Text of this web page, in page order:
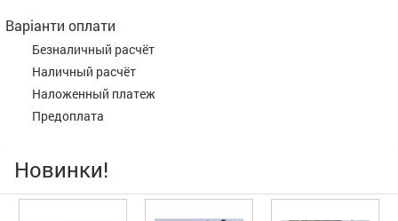
Варіанти оплати
Безналичный расчёт
Наличный расчёт
Наложенный платеж
Предоплата
Новинки!